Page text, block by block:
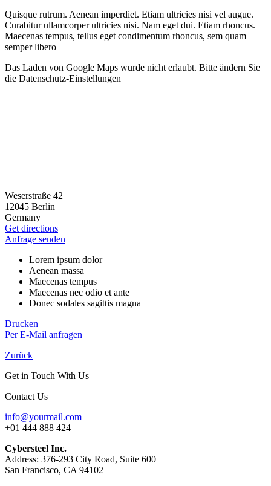
Quisque rutrum. Aenean imperdiet. Etiam ultricies nisi vel augue.
Curabitur ullamcorper ultricies nisi. Nam eget dui. Etiam rhoncus.
Maecenas tempus, tellus eget condimentum rhoncus, sem quam
semper libero
Das Laden von Google Maps wurde nicht erlaubt. Bitte ändern Sie
die Datenschutz-Einstellungen
Weserstraße 42
12045 Berlin
Germany
Get directions
Anfrage senden
Lorem ipsum dolor
Aenean massa
Maecenas tempus
Maecenas nec odio et ante
Donec sodales sagittis magna
Drucken
Per E-Mail anfragen
Zurück
Get in Touch With Us
Contact Us
info@yourmail.com
+01 444 888 424
Cybersteel Inc.
Address: 376-293 City Road, Suite 600
San Francisco, CA 94102